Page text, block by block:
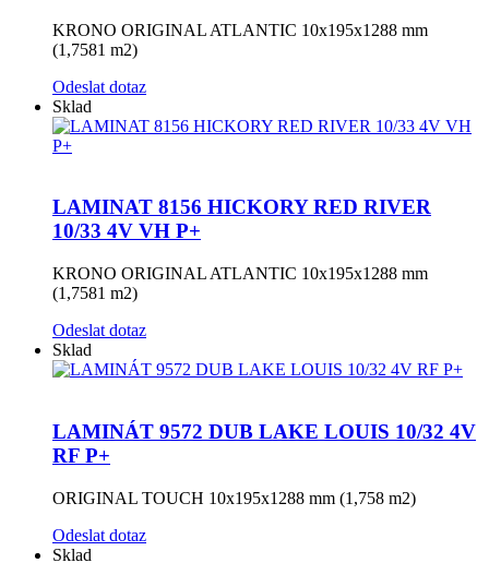
KRONO ORIGINAL ATLANTIC 10x195x1288 mm
(1,7581 m2)
Odeslat dotaz
Sklad
LAMINAT 8156 HICKORY RED RIVER
10/33 4V VH P+
KRONO ORIGINAL ATLANTIC 10x195x1288 mm
(1,7581 m2)
Odeslat dotaz
Sklad
LAMINÁT 9572 DUB LAKE LOUIS 10/32 4V
RF P+
ORIGINAL TOUCH 10x195x1288 mm (1,758 m2)
Odeslat dotaz
Sklad